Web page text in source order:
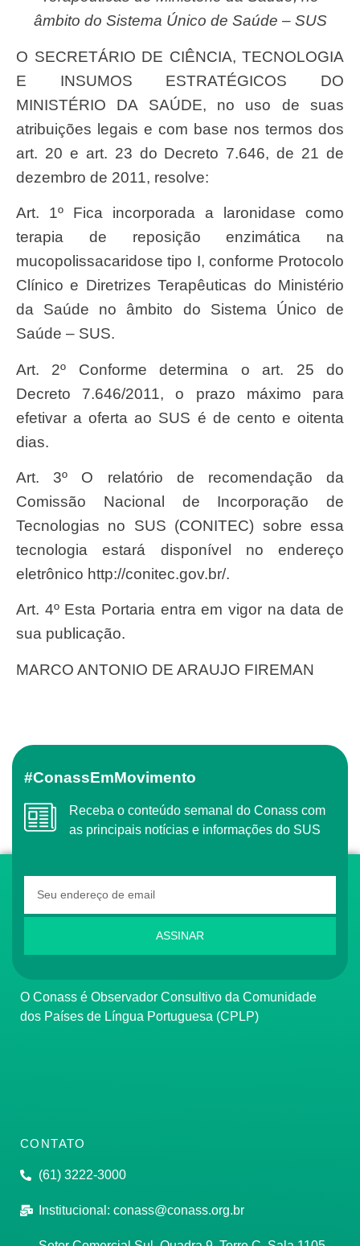
âmbito do Sistema Único de Saúde – SUS
O SECRETÁRIO DE CIÊNCIA, TECNOLOGIA
E INSUMOS ESTRATÉGICOS DO
MINISTÉRIO DA SAÚDE, no uso de suas
atribuições legais e com base nos termos dos
art. 20 e art. 23 do Decreto 7.646, de 21 de
dezembro de 2011, resolve:
Art. 1º Fica incorporada a laronidase como
terapia de reposição enzimática na
mucopolissacaridose tipo I, conforme Protocolo
Clínico e Diretrizes Terapêuticas do Ministério
da Saúde no âmbito do Sistema Único de
Saúde – SUS.
Art. 2º Conforme determina o art. 25 do
Decreto 7.646/2011, o prazo máximo para
efetivar a oferta ao SUS é de cento e oitenta
dias.
Art. 3º O relatório de recomendação da
Comissão Nacional de Incorporação de
Tecnologias no SUS (CONITEC) sobre essa
tecnologia estará disponível no endereço
eletrônico http://conitec.gov.br/.
Art. 4º Esta Portaria entra em vigor na data de
sua publicação.
MARCO ANTONIO DE ARAUJO FIREMAN
#ConassEmMovimento
Receba o conteúdo semanal do Conass com
as principais notícias e informações do SUS
ASSINAR
O Conass é Observador Consultivo da Comunidade
dos Países de Língua Portuguesa (CPLP)
CONTATO
(61) 3222-3000
Institucional: conass@conass.org.br